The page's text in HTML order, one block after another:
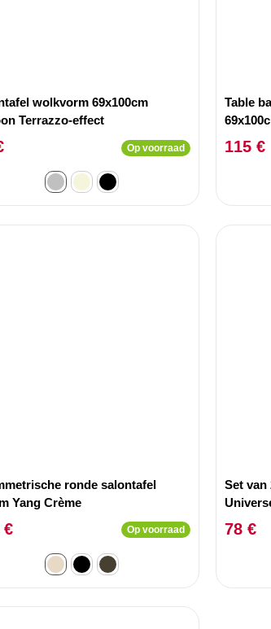
wolkvorm 69x100cm
Terrazzo-effect
Op voorraad
Table
115 €
ronde salontafel
Yang Crème
€ Op voorraad
Set van
78 €